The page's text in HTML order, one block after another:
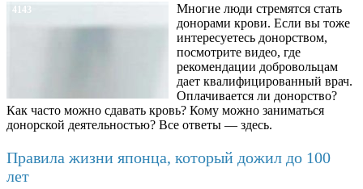
4143
Многие люди стремятся стать
донорами крови. Если вы тоже
интересуетесь донорством,
посмотрите видео, где
рекомендации добровольцам
дает квалифицированный врач.
Оплачивается ли донорство?
Как часто можно сдавать кровь? Кому можно заниматься
донорской деятельностью? Все ответы — здесь.
Правила жизни японца, который дожил до 100
лет